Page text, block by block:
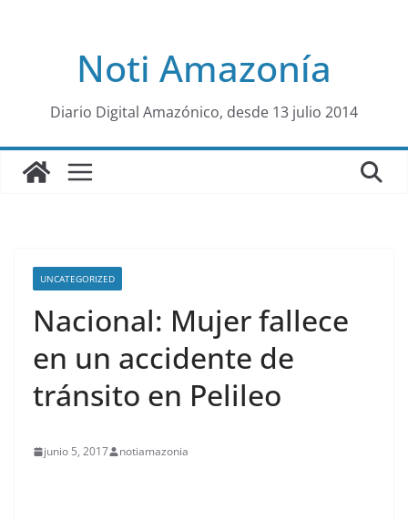
al
Noti Amazonía
Diario Digital Amazónico, desde 13 julio 2014
UNCATEGORIZED
Nacional: Mujer fallece
en un accidente de
tránsito en Pelileo
junio 5, 2017 notiamazonia